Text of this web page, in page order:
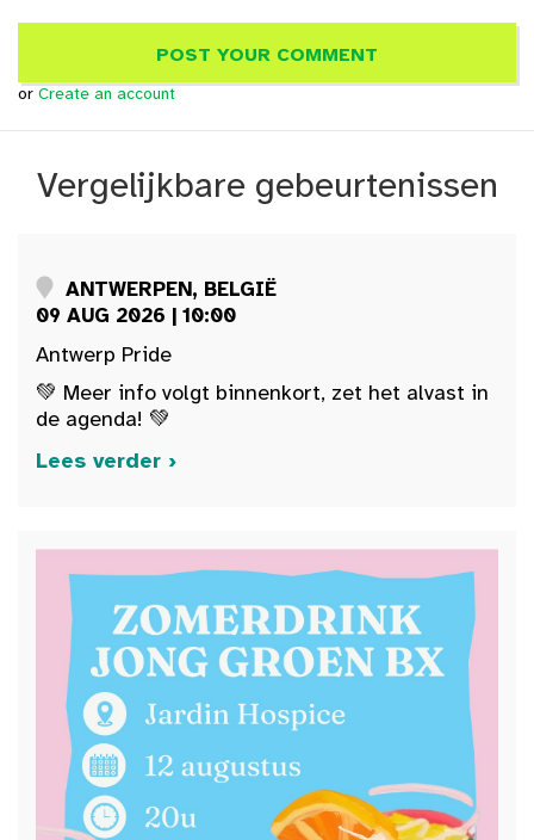
or Create an account
Vergelijkbare gebeurtenissen
ANTWERPEN, BELGIË
09 AUG 2026 | 10:00
Antwerp Pride
💚 Meer info volgt binnenkort, zet het alvast in
de agenda! 💚
Lees verder ›